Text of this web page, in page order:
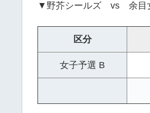
▼野芥シールズ vs 余目女
区分
女子予選 B